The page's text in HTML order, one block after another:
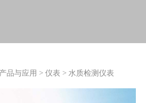
产品与应用 >仪表 > 水质检测仪表